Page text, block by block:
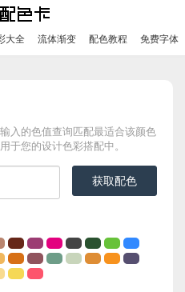
大全 流体渐变 配色教程 免费字体
入的色值查询匹配最适合该颜色
于您的设计色彩搭配中。
获取配色